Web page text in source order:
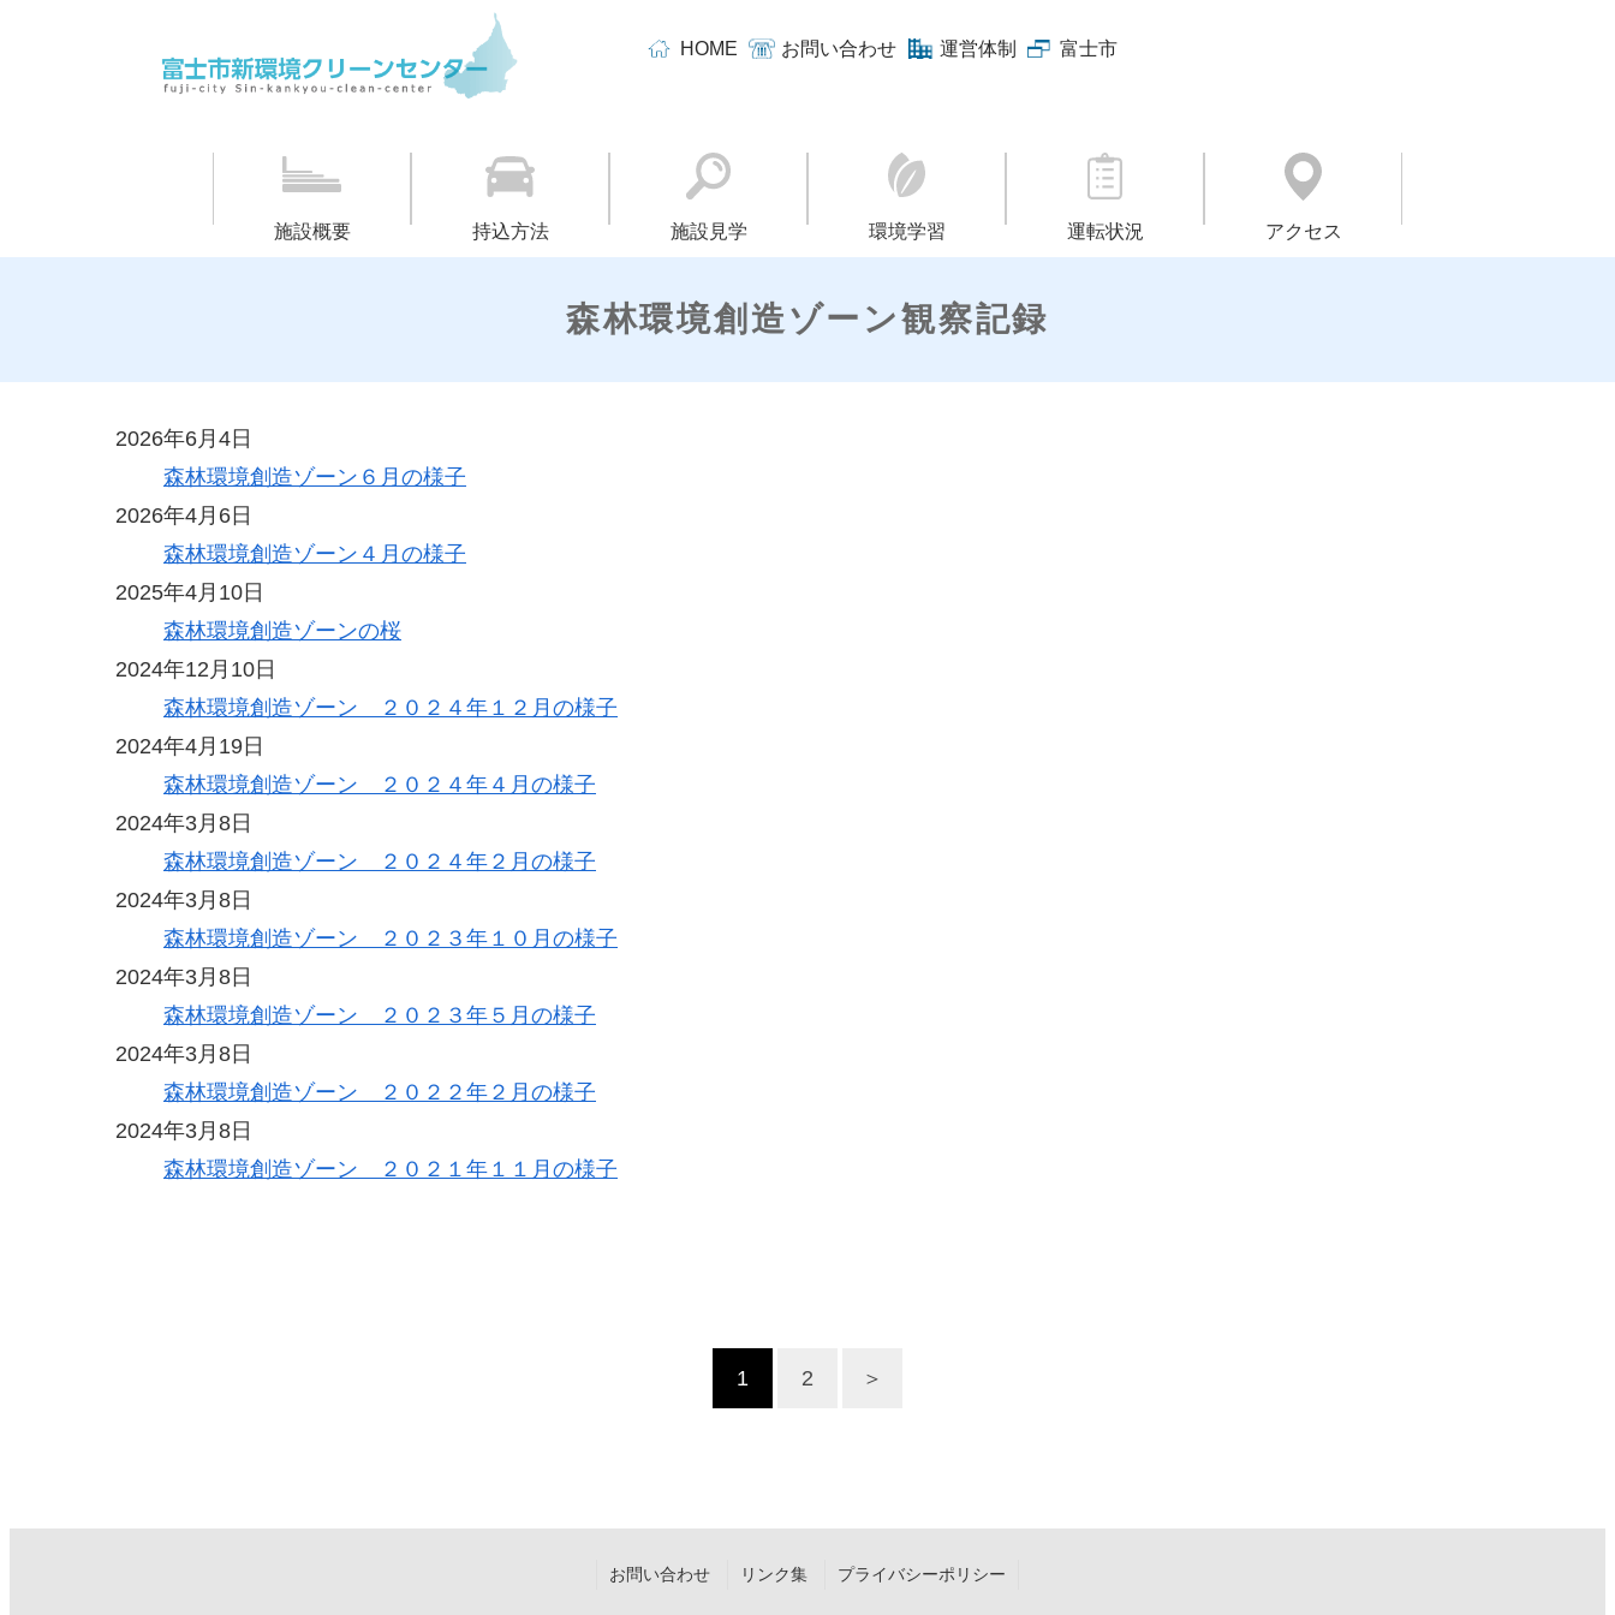
HOME お問い合わせ 運営体制 富士市
施設概要 持込方法 施設見学 環境学習 運転状況 アクセス
森林環境創造ゾーン観察記録
2026年6月4日
森林環境創造ゾーン６月の様子
2026年4月6日
森林環境創造ゾーン４月の様子
2025年4月10日
森林環境創造ゾーンの桜
2024年12月10日
森林環境創造ゾーン ２０２４年１２月の様子
2024年4月19日
森林環境創造ゾーン ２０２４年４月の様子
2024年3月8日
森林環境創造ゾーン ２０２４年２月の様子
2024年3月8日
森林環境創造ゾーン ２０２３年１０月の様子
2024年3月8日
森林環境創造ゾーン ２０２３年５月の様子
2024年3月8日
森林環境創造ゾーン ２０２２年２月の様子
2024年3月8日
森林環境創造ゾーン ２０２１年１１月の様子
1 2 ＞
お問い合わせ リンク集 プライバシーポリシー